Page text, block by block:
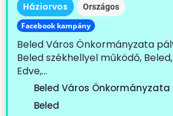
Háziorvos Országos
Facebook kampány
Beled Város Önkormányzata
Beled székhellyel működő,
Edve,...
Beled Város Önkormányzata
Beled